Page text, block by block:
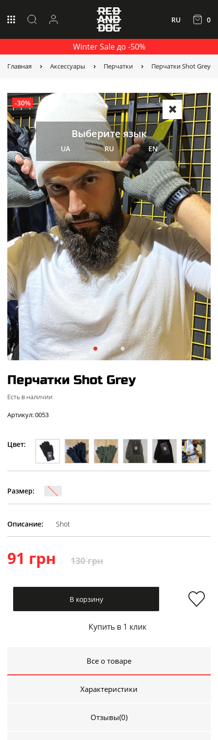
Winter Sale до -50%
RU 0
Главная Аксессуары Перчатки Перчатки Shot Grey
-30%
Перчатки Shot Grey
Есть в наличии
Артикул: 0053
Цвет:
Размер:
Описание: Shot
91 грн 130 грн
В корзину
Купить в 1 клик
Все о товаре
Характеристики
Отзывы(0)
Выберите язык
UA RU EN